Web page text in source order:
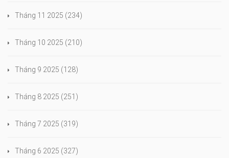
Tháng 11 2025 (234)
Tháng 10 2025 (210)
Tháng 9 2025 (128)
Tháng 8 2025 (251)
Tháng 7 2025 (319)
Tháng 6 2025 (327)